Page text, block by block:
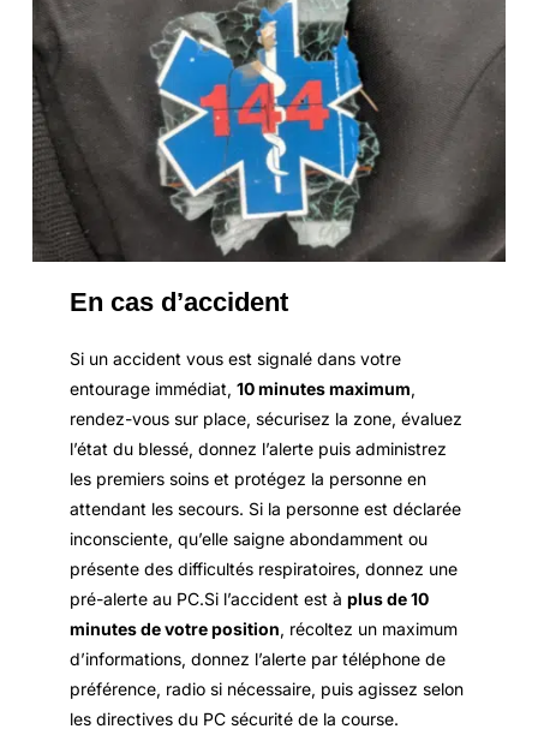
En cas d’accident
Si un accident vous est signalé dans votre
entourage immédiat,10 minutes maximum,
rendez-vous sur place, sécurisez la zone, évaluez
l’état du blessé, donnez l’alerte puis administrez
les premiers soins et protégez la personne en
attendant les secours. Si la personne est déclarée
inconsciente, qu’elle saigne abondamment ou
présente des difficultés respiratoires, donnez une
pré-alerte au PC.Si l’accident est àplus de 10
minutes de votre position, récoltez un maximum
d’informations, donnez l’alerte par téléphone de
préférence, radio si nécessaire, puis agissez selon
les directives du PC sécurité de la course.